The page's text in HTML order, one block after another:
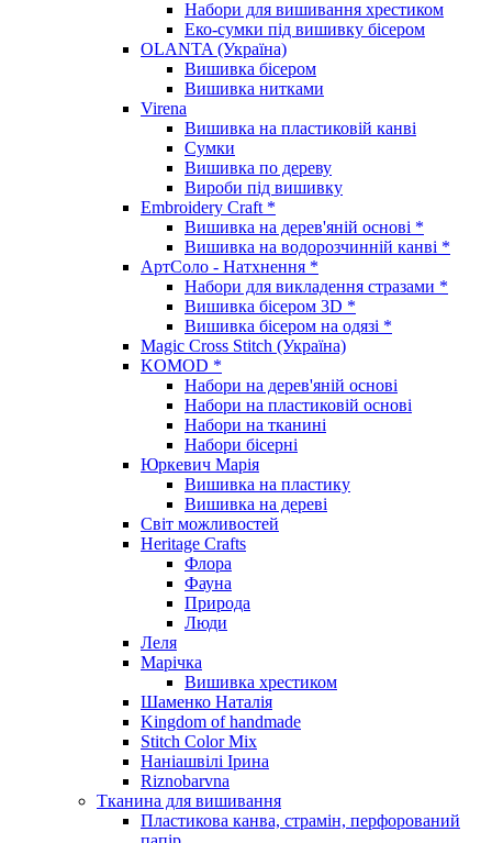
Набори для вишивання хрестиком
Еко-сумки під вишивку бісером
OLANTA (Україна)
Вишивка бісером
Вишивка нитками
Virena
Вишивка на пластиковій канві
Сумки
Вишивка по дереву
Вироби під вишивку
Embroidery Craft *
Вишивка на дерев'яній основі *
Вишивка на водорозчинній канві *
АртСоло - Натхнення *
Набори для викладення стразами *
Вишивка бісером 3D *
Вишивка бісером на одязі *
Magic Cross Stitch (Україна)
KOMOD *
Набори на дерев'яній основі
Набори на пластиковій основі
Набори на тканині
Набори бісерні
Юркевич Марія
Вишивка на пластику
Вишивка на дереві
Світ можливостей
Heritage Crafts
Флора
Фауна
Природа
Люди
Леля
Марічка
Вишивка хрестиком
Шаменко Наталія
Kingdom of handmade
Stitch Color Mix
Наніашвілі Ірина
Riznobarvna
Тканина для вишивання
Пластикова канва, страмін, перфорований